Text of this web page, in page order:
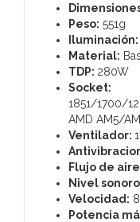
Peso: 551g
Iluminación:
Material:
TDP: 280W
Socket:
1851/1700/
AMD AM5/
Ventilador:
Flujo de
Nivel
Velocidad:
Potencia